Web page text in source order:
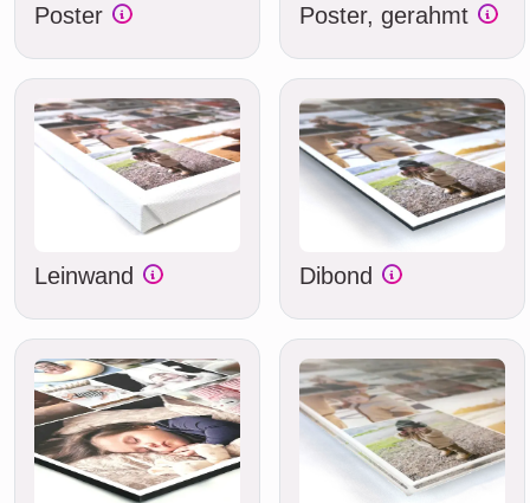
Poster Poster, gerahmt
Leinwand Dibond